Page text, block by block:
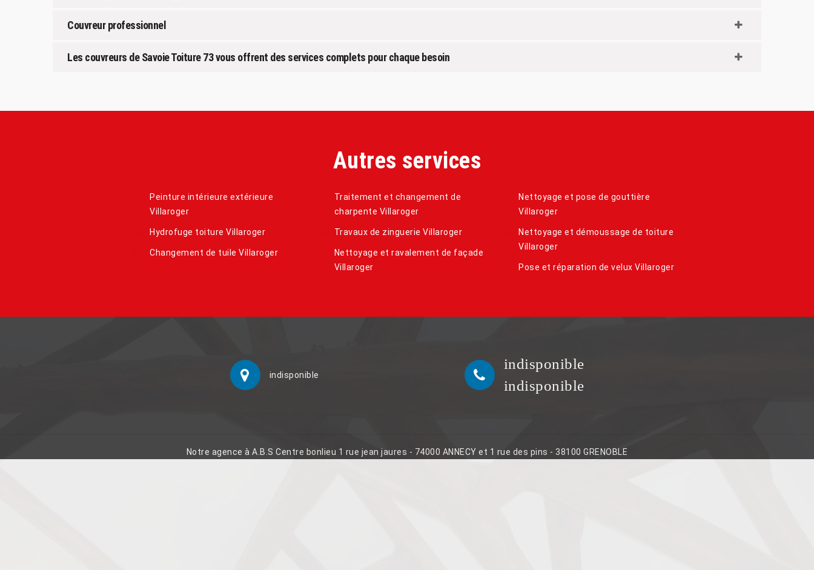
Couvreur professionnel
Les couvreurs de Savoie Toiture 73 vous offrent des services complets pour chaque besoin
Autres services
Peinture intérieure extérieure
Villaroger
Hydrofuge toiture Villaroger
Changement de tuile Villaroger
Traitement et changement de
charpente Villaroger
Travaux de zinguerie Villaroger
Nettoyage et ravalement de façade
Villaroger
Nettoyage et pose de gouttière
Villaroger
Nettoyage et démoussage de toiture
Villaroger
Pose et réparation de velux Villaroger
indisponible
indisponible
indisponible
Notre agence à A.B.S Centre bonlieu 1 rue jean jaures - 74000 ANNECY et 1 rue des pins - 38100 GRENOBLE